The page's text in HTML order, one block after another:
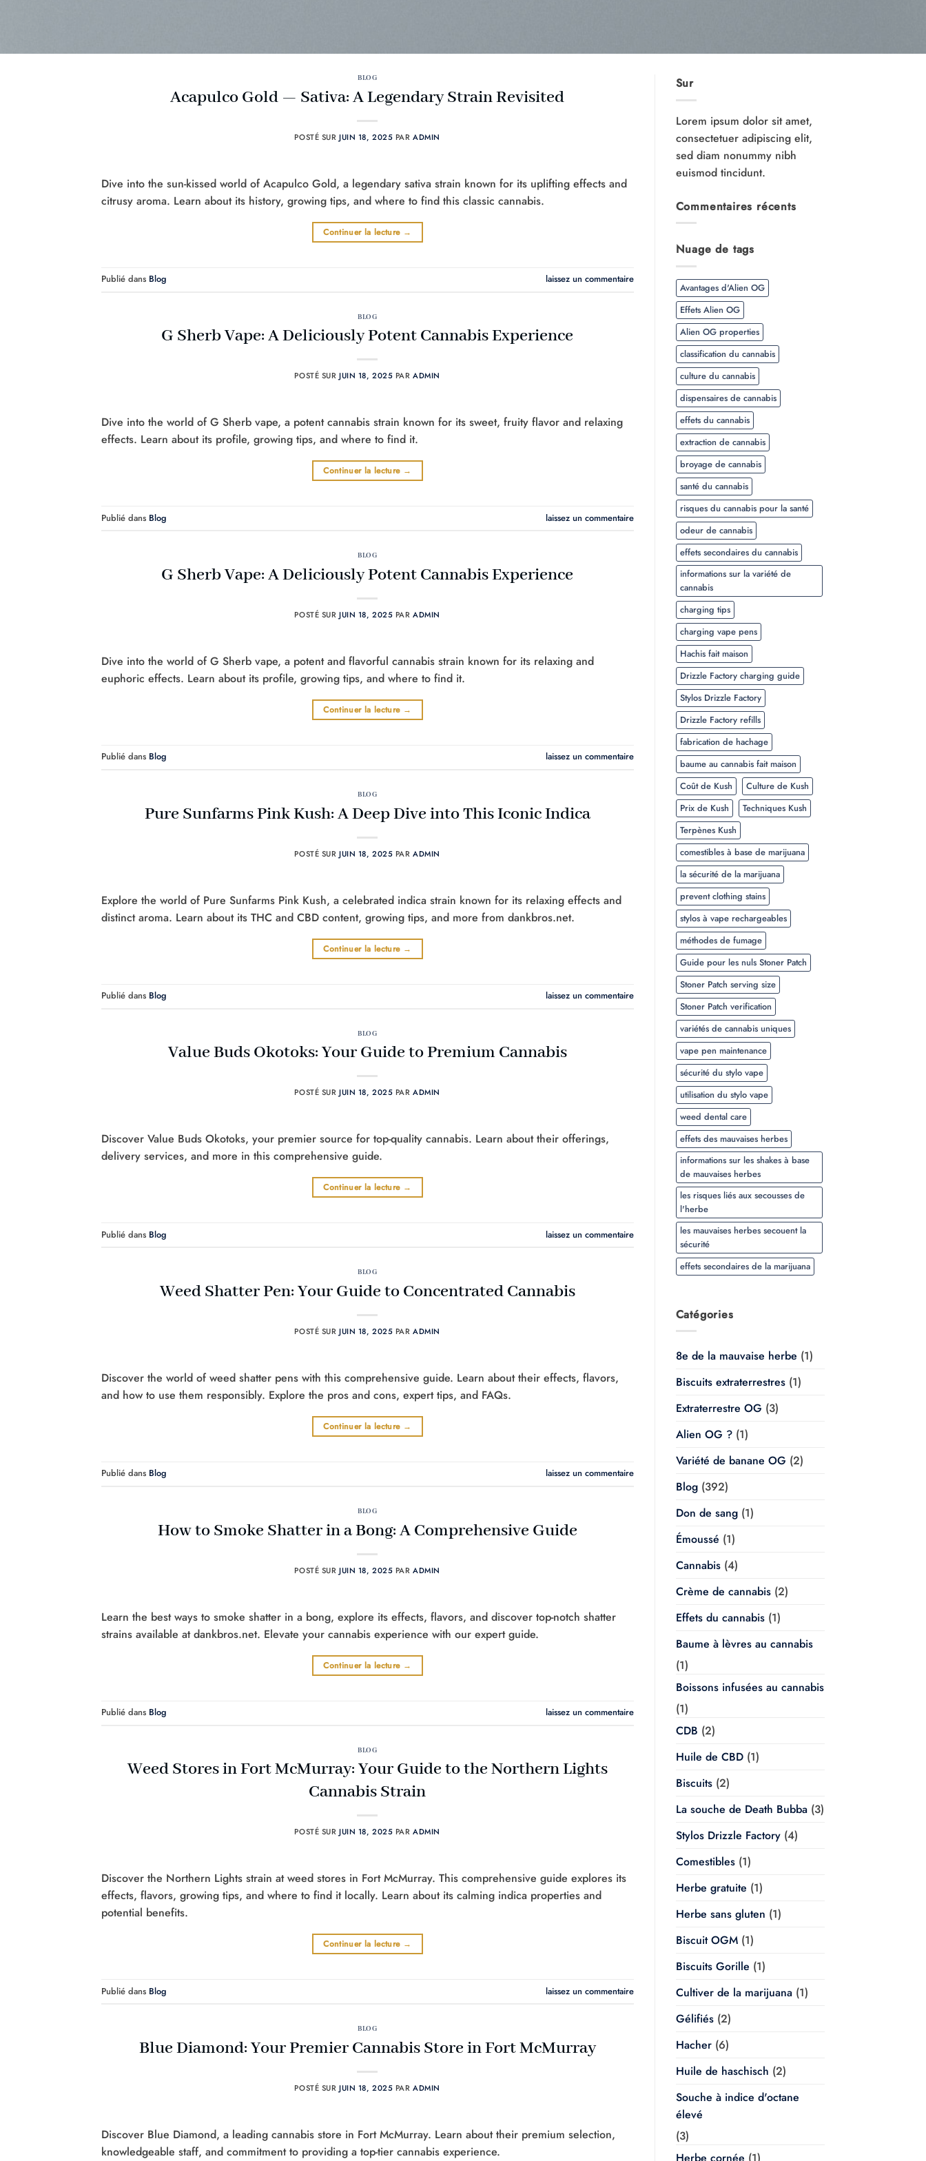
BLOG
Acapulco Gold — Sativa: A Legendary Strain Revisited
POSTÉ SURJUIN 18, 2025 PARADMIN
Dive into the sun-kissed world of Acapulco Gold, a legendary sativa strain known for its uplifting effects and
citrusy aroma. Learn about its history, growing tips, and where to find this classic cannabis.
Continuer la lecture →
Publié dans Blog laissez un commentaire
BLOG
G Sherb Vape: A Deliciously Potent Cannabis Experience
POSTÉ SURJUIN 18, 2025 PARADMIN
Dive into the world of G Sherb vape, a potent cannabis strain known for its sweet, fruity flavor and relaxing
effects. Learn about its profile, growing tips, and where to find it.
Continuer la lecture →
Publié dans Blog laissez un commentaire
BLOG
G Sherb Vape: A Deliciously Potent Cannabis Experience
POSTÉ SURJUIN 18, 2025 PARADMIN
Dive into the world of G Sherb vape, a potent and flavorful cannabis strain known for its relaxing and
euphoric effects. Learn about its profile, growing tips, and where to find it.
Continuer la lecture →
Publié dans Blog laissez un commentaire
BLOG
Pure Sunfarms Pink Kush: A Deep Dive into This Iconic Indica
POSTÉ SURJUIN 18, 2025 PARADMIN
Explore the world of Pure Sunfarms Pink Kush, a celebrated indica strain known for its relaxing effects and
distinct aroma. Learn about its THC and CBD content, growing tips, and more from dankbros.net.
Continuer la lecture →
Publié dans Blog laissez un commentaire
BLOG
Value Buds Okotoks: Your Guide to Premium Cannabis
POSTÉ SURJUIN 18, 2025 PARADMIN
Discover Value Buds Okotoks, your premier source for top-quality cannabis. Learn about their offerings,
delivery services, and more in this comprehensive guide.
Continuer la lecture →
Publié dans Blog laissez un commentaire
BLOG
Weed Shatter Pen: Your Guide to Concentrated Cannabis
POSTÉ SURJUIN 18, 2025 PARADMIN
Discover the world of weed shatter pens with this comprehensive guide. Learn about their effects, flavors,
and how to use them responsibly. Explore the pros and cons, expert tips, and FAQs.
Continuer la lecture →
Publié dans Blog laissez un commentaire
BLOG
How to Smoke Shatter in a Bong: A Comprehensive Guide
POSTÉ SURJUIN 18, 2025 PARADMIN
Learn the best ways to smoke shatter in a bong, explore its effects, flavors, and discover top-notch shatter
strains available at dankbros.net. Elevate your cannabis experience with our expert guide.
Continuer la lecture →
Publié dans Blog laissez un commentaire
BLOG
Weed Stores in Fort McMurray: Your Guide to the Northern Lights
Cannabis Strain
POSTÉ SURJUIN 18, 2025 PARADMIN
Discover the Northern Lights strain at weed stores in Fort McMurray. This comprehensive guide explores its
effects, flavors, growing tips, and where to find it locally. Learn about its calming indica properties and
potential benefits.
Continuer la lecture →
Publié dans Blog laissez un commentaire
BLOG
Blue Diamond: Your Premier Cannabis Store in Fort McMurray
POSTÉ SURJUIN 18, 2025 PARADMIN
Discover Blue Diamond, a leading cannabis store in Fort McMurray. Learn about their premium selection,
knowledgeable staff, and commitment to providing a top-tier cannabis experience.
Sur
Lorem ipsum dolor sit amet,
consectetuer adipiscing elit,
sed diam nonummy nibh
euismod tincidunt.
Commentaires récents
Nuage de tags
Avantages d'Alien OG
Effets Alien OG
Alien OG properties
classification du cannabis
culture du cannabis
dispensaires de cannabis
effets du cannabis
extraction de cannabis
broyage de cannabis
santé du cannabis
risques du cannabis pour la santé
odeur de cannabis
effets secondaires du cannabis
informations sur la variété de
cannabis
charging tips
charging vape pens
Hachis fait maison
Drizzle Factory charging guide
Stylos Drizzle Factory
Drizzle Factory refills
fabrication de hachage
baume au cannabis fait maison
Coût de Kush
Culture de Kush
Prix de Kush
Techniques Kush
Terpènes Kush
comestibles à base de marijuana
la sécurité de la marijuana
prevent clothing stains
stylos à vape rechargeables
méthodes de fumage
Guide pour les nuls Stoner Patch
Stoner Patch serving size
Stoner Patch verification
variétés de cannabis uniques
vape pen maintenance
sécurité du stylo vape
utilisation du stylo vape
weed dental care
effets des mauvaises herbes
informations sur les shakes à base
de mauvaises herbes
les risques liés aux secousses de
l'herbe
les mauvaises herbes secouent la
sécurité
effets secondaires de la marijuana
Catégories
8e de la mauvaise herbe (1)
Biscuits extraterrestres(1)
Extraterrestre OG (3)
Alien OG ?(1)
Variété de banane OG (2)
Blog(392)
Don de sang(1)
Émoussé (1)
Cannabis(4)
Crème de cannabis(2)
Effets du cannabis(1)
Baume à lèvres au cannabis
(1)
Boissons infusées au cannabis
(1)
CDB (2)
Huile de CBD(1)
Biscuits(2)
La souche de Death Bubba(3)
Stylos Drizzle Factory(4)
Comestibles(1)
Herbe gratuite (1)
Herbe sans gluten (1)
Biscuit OGM(1)
Biscuits Gorille (1)
Cultiver de la marijuana(1)
Gélifiés(2)
Hacher(6)
Huile de haschisch (2)
Souche à indice d'octane
élevé
(3)